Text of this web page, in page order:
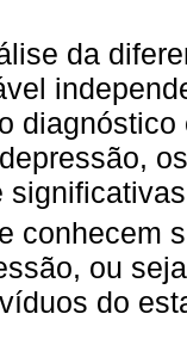
da
conhecem
ou
do